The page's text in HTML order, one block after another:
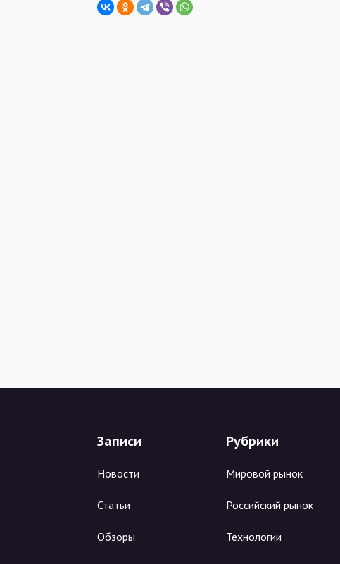
Записи
Новости
Статьи
Обзоры
Рубрики
Мировой рынок
Российский рынок
Технологии